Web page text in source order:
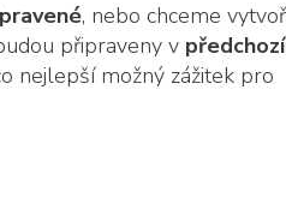
, nebo chceme
připraveny v
nejlepší možný zážitek pro